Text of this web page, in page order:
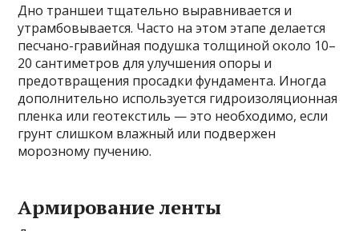
Дно траншеи тщательно выравнивается и
утрамбовывается. Часто на этом этапе делается
песчано-гравийная подушка толщиной около 10–
20 сантиметров для улучшения опоры и
предотвращения просадки фундамента. Иногда
дополнительно используется гидроизоляционная
пленка или геотекстиль — это необходимо, если
грунт слишком влажный или подвержен
морозному пучению.
Армирование ленты